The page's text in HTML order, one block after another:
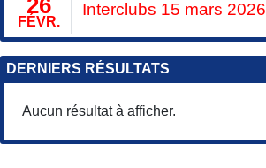
FÉVR.
Interclubs 15 mars 2026
DERNIERS RÉSULTATS
Aucun résultat à afficher.